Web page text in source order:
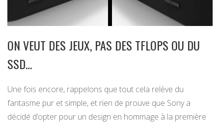
ON VEUT DES JEUX, PAS DES TFLOPS OU DU
SSD…
Une fois encore, rappelons que tout cela relève du
fantasme pur et simple, et rien de prouve que Sony a
décidé d’opter pour un design en hommage à la première